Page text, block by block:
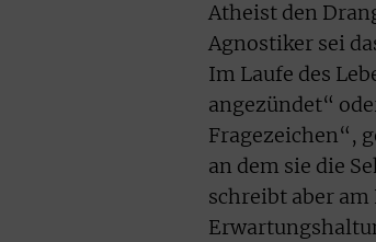
Atheist den
Agnostiker sei
Im Laufe des
angezündet“
Fragezeichen“,
an dem sie die
schreibt aber